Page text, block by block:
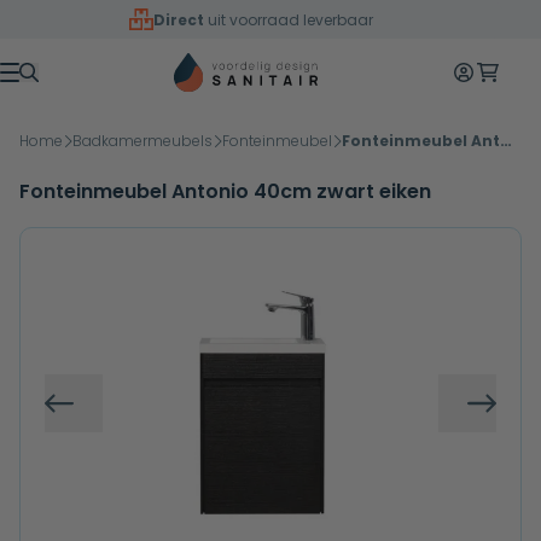
Overslaan naar inhoud
Direct uit voorraad leverbaar
Menu
Mijn
Home Badkamermeubels Fonteinmeubel Fonteinmeubel Antonio 40cm zwart eiken
Fonteinmeubel Antonio 40cm zwart eiken
Vorige